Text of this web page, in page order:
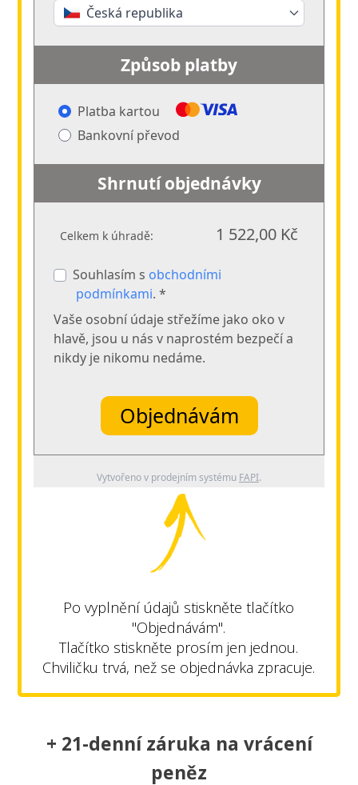
Česká republika
Způsob platby
Platba kartou
Bankovní převod
Shrnutí objednávky
Celkem k úhradě: 1 522,00 Kč
Souhlasím s obchodními
podmínkami. *
Vaše osobní údaje střežíme jako oko v
hlavě, jsou u nás v naprostém bezpečí a
nikdy je nikomu nedáme.
Objednávám
Vytvořeno v prodejním systému FAPI.
Po vyplnění údajů stiskněte tlačítko
"Objednávám".
Tlačítko stiskněte prosím jen jednou.
Chviličku trvá, než se objednávka zpracuje.
+ 21-denní záruka na vrácení
peněz